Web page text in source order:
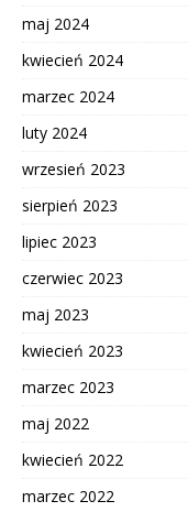
maj 2024
kwiecień 2024
marzec 2024
luty 2024
wrzesień 2023
sierpień 2023
lipiec 2023
czerwiec 2023
maj 2023
kwiecień 2023
marzec 2023
maj 2022
kwiecień 2022
marzec 2022